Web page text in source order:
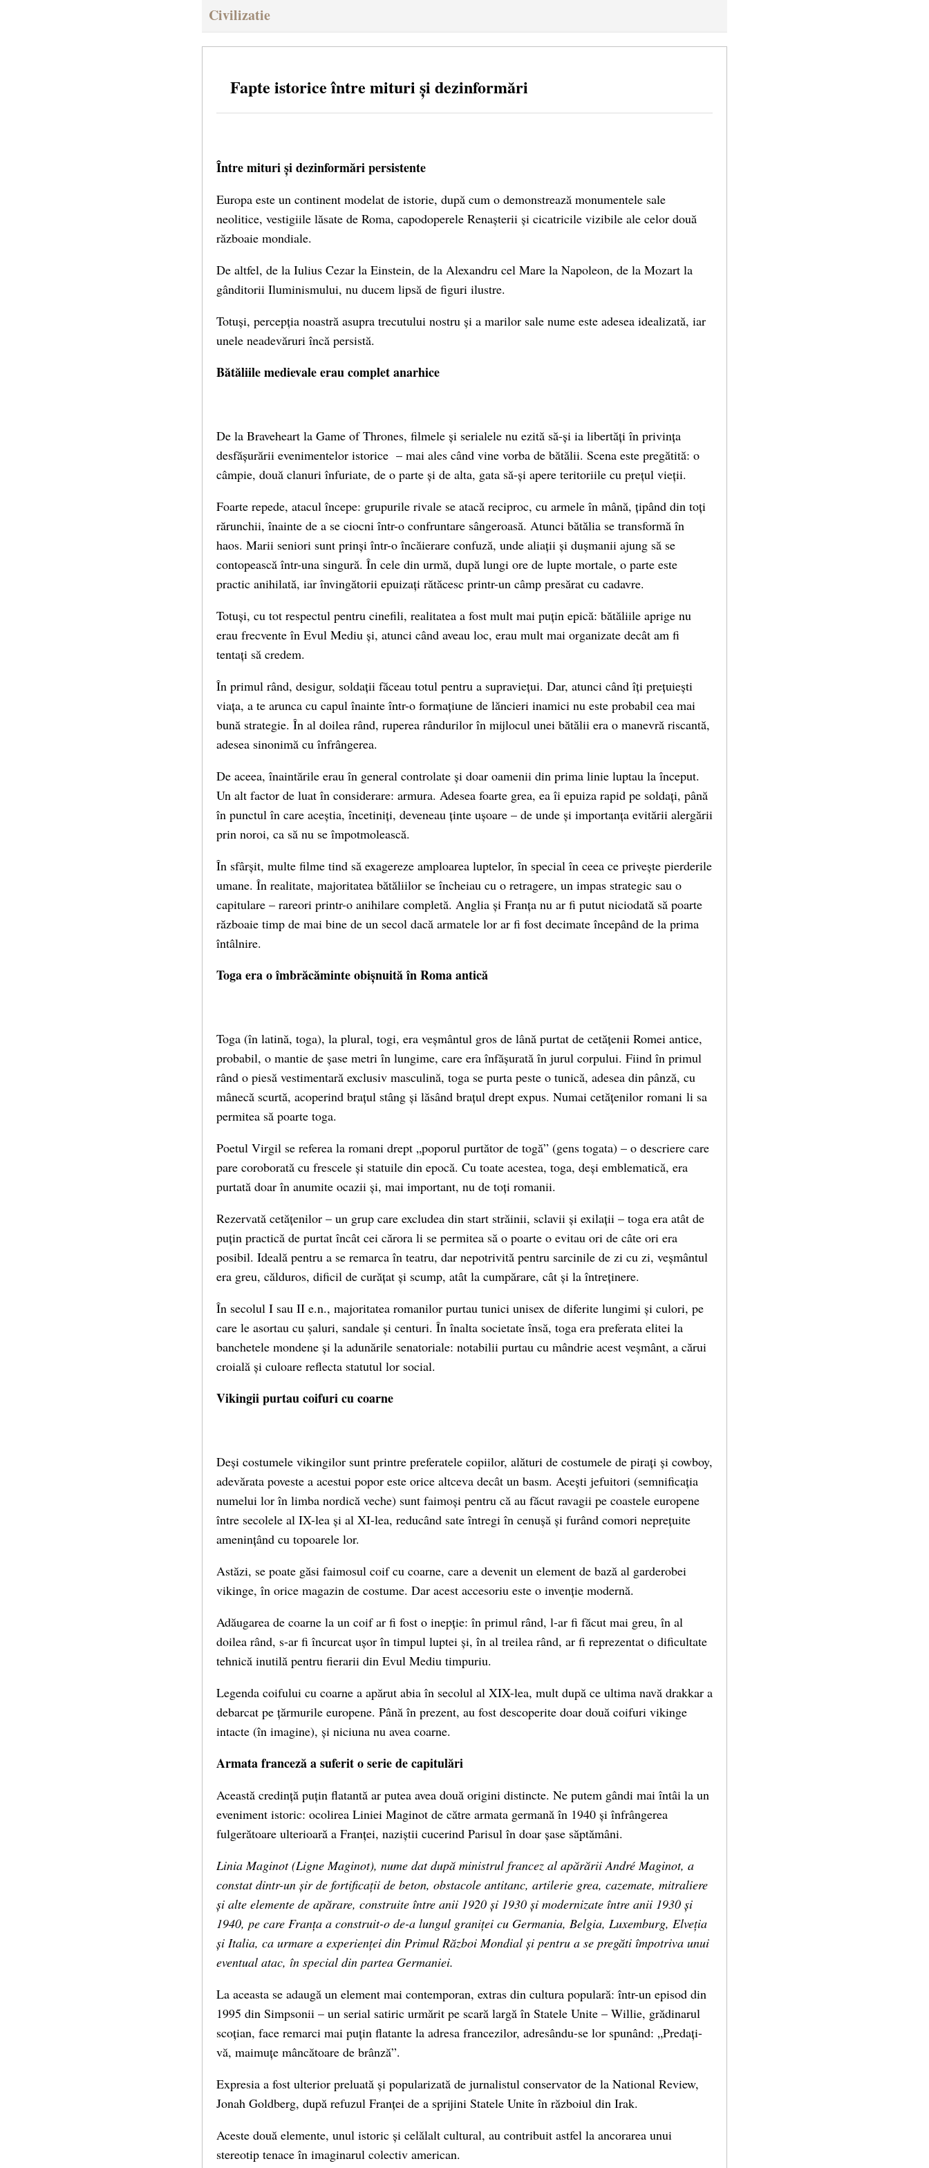
Civilizatie
Fapte istorice între mituri și dezinformări
Între mituri și dezinformări persistente
Europa este un continent modelat de istorie, după cum o demonstrează monumentele sale
neolitice, vestigiile lăsate de Roma, capodoperele Renașterii și cicatricile vizibile ale celor două
războaie mondiale.
De altfel, de la Iulius Cezar la Einstein, de la Alexandru cel Mare la Napoleon, de la Mozart la
gânditorii Iluminismului, nu ducem lipsă de figuri ilustre.
Totuși, percepția noastră asupra trecutului nostru și a marilor sale nume este adesea idealizată, iar
unele neadevăruri încă persistă.
Bătăliile medievale erau complet anarhice
De la Braveheart la Game of Thrones, filmele și serialele nu ezită să-și ia libertăți în privința
desfășurării evenimentelor istorice – mai ales când vine vorba de bătălii. Scena este pregătită: o
câmpie, două clanuri înfuriate, de o parte și de alta, gata să-și apere teritoriile cu prețul vieții.
Foarte repede, atacul începe: grupurile rivale se atacă reciproc, cu armele în mână, țipând din toți
rărunchii, înainte de a se ciocni într-o confruntare sângeroasă. Atunci bătălia se transformă în
haos. Marii seniori sunt prinși într-o încăierare confuză, unde aliații și dușmanii ajung să se
contopească într-una singură. În cele din urmă, după lungi ore de lupte mortale, o parte este
practic anihilată, iar învingătorii epuizați rătăcesc printr-un câmp presărat cu cadavre.
Totuși, cu tot respectul pentru cinefili, realitatea a fost mult mai puțin epică: bătăliile aprige nu
erau frecvente în Evul Mediu și, atunci când aveau loc, erau mult mai organizate decât am fi
tentați să credem.
În primul rând, desigur, soldații făceau totul pentru a supraviețui. Dar, atunci când îți prețuiești
viața, a te arunca cu capul înainte într-o formațiune de lăncieri inamici nu este probabil cea mai
bună strategie. În al doilea rând, ruperea rândurilor în mijlocul unei bătălii era o manevră riscantă,
adesea sinonimă cu înfrângerea.
De aceea, înaintările erau în general controlate și doar oamenii din prima linie luptau la început.
Un alt factor de luat în considerare: armura. Adesea foarte grea, ea îi epuiza rapid pe soldați, până
în punctul în care aceștia, încetiniți, deveneau ținte ușoare – de unde și importanța evitării alergării
prin noroi, ca să nu se împotmolească.
În sfârșit, multe filme tind să exagereze amploarea luptelor, în special în ceea ce privește pierderile
umane. În realitate, majoritatea bătăliilor se încheiau cu o retragere, un impas strategic sau o
capitulare – rareori printr-o anihilare completă. Anglia și Franța nu ar fi putut niciodată să poarte
războaie timp de mai bine de un secol dacă armatele lor ar fi fost decimate începând de la prima
întâlnire.
Toga era o îmbrăcăminte obișnuită în Roma antică
Toga (în latină, toga), la plural, togi, era veșmântul gros de lână purtat de cetățenii Romei antice,
probabil, o mantie de șase metri în lungime, care era înfășurată în jurul corpului. Fiind în primul
rând o piesă vestimentară exclusiv masculină, toga se purta peste o tunică, adesea din pânză, cu
mânecă scurtă, acoperind brațul stâng și lăsând brațul drept expus. Numai cetățenilor romani li sa
permitea să poarte toga.
Poetul Virgil se referea la romani drept „poporul purtător de togă” (gens togata) – o descriere care
pare coroborată cu frescele și statuile din epocă. Cu toate acestea, toga, deși emblematică, era
purtată doar în anumite ocazii și, mai important, nu de toți romanii.
Rezervată cetățenilor – un grup care excludea din start străinii, sclavii și exilații – toga era atât de
puțin practică de purtat încât cei cărora li se permitea să o poarte o evitau ori de câte ori era
posibil. Ideală pentru a se remarca în teatru, dar nepotrivită pentru sarcinile de zi cu zi, veșmântul
era greu, călduros, dificil de curățat și scump, atât la cumpărare, cât și la întreținere.
În secolul I sau II e.n., majoritatea romanilor purtau tunici unisex de diferite lungimi și culori, pe
care le asortau cu șaluri, sandale și centuri. În înalta societate însă, toga era preferata elitei la
banchetele mondene și la adunările senatoriale: notabilii purtau cu mândrie acest veșmânt, a cărui
croială și culoare reflecta statutul lor social.
Vikingii purtau coifuri cu coarne
Deși costumele vikingilor sunt printre preferatele copiilor, alături de costumele de pirați și cowboy,
adevărata poveste a acestui popor este orice altceva decât un basm. Acești jefuitori (semnificația
numelui lor în limba nordică veche) sunt faimoși pentru că au făcut ravagii pe coastele europene
între secolele al IX-lea și al XI-lea, reducând sate întregi în cenușă și furând comori neprețuite
amenințând cu topoarele lor.
Astăzi, se poate găsi faimosul coif cu coarne, care a devenit un element de bază al garderobei
vikinge, în orice magazin de costume. Dar acest accesoriu este o invenție modernă.
Adăugarea de coarne la un coif ar fi fost o inepție: în primul rând, l-ar fi făcut mai greu, în al
doilea rând, s-ar fi încurcat ușor în timpul luptei și, în al treilea rând, ar fi reprezentat o dificultate
tehnică inutilă pentru fierarii din Evul Mediu timpuriu.
Legenda coifului cu coarne a apărut abia în secolul al XIX-lea, mult după ce ultima navă drakkar a
debarcat pe țărmurile europene. Până în prezent, au fost descoperite doar două coifuri vikinge
intacte (în imagine), și niciuna nu avea coarne.
Armata franceză a suferit o serie de capitulări
Această credință puțin flatantă ar putea avea două origini distincte. Ne putem gândi mai întâi la un
eveniment istoric: ocolirea Liniei Maginot de către armata germană în 1940 și înfrângerea
fulgerătoare ulterioară a Franței, naziștii cucerind Parisul în doar șase săptămâni.
Linia Maginot (Ligne Maginot), nume dat după ministrul francez al apărării André Maginot, a
constat dintr-un șir de fortificații de beton, obstacole antitanc, artilerie grea, cazemate, mitraliere
și alte elemente de apărare, construite între anii 1920 și 1930 și modernizate între anii 1930 și
1940, pe care Franța a construit-o de-a lungul graniței cu Germania, Belgia, Luxemburg, Elveția
și Italia, ca urmare a experienței din Primul Război Mondial și pentru a se pregăti împotriva unui
eventual atac, în special din partea Germaniei.
La aceasta se adaugă un element mai contemporan, extras din cultura populară: într-un episod din
1995 din Simpsonii – un serial satiric urmărit pe scară largă în Statele Unite – Willie, grădinarul
scoțian, face remarci mai puțin flatante la adresa francezilor, adresându-se lor spunând: „Predați-
vă, maimuțe mâncătoare de brânză”.
Expresia a fost ulterior preluată și popularizată de jurnalistul conservator de la National Review,
Jonah Goldberg, după refuzul Franței de a sprijini Statele Unite în războiul din Irak.
Aceste două elemente, unul istoric și celălalt cultural, au contribuit astfel la ancorarea unui
stereotip tenace în imaginarul colectiv american.